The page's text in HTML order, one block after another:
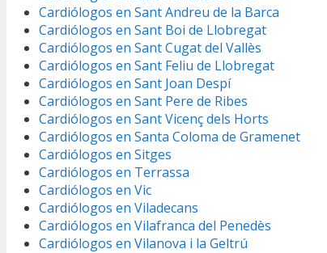
Cardiólogos en Sant Andreu de la Barca
Cardiólogos en Sant Boi de Llobregat
Cardiólogos en Sant Cugat del Vallès
Cardiólogos en Sant Feliu de Llobregat
Cardiólogos en Sant Joan Despí
Cardiólogos en Sant Pere de Ribes
Cardiólogos en Sant Vicenç dels Horts
Cardiólogos en Santa Coloma de Gramenet
Cardiólogos en Sitges
Cardiólogos en Terrassa
Cardiólogos en Vic
Cardiólogos en Viladecans
Cardiólogos en Vilafranca del Penedès
Cardiólogos en Vilanova i la Geltrú